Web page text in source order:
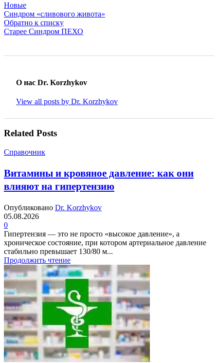
Новые
Синдром «сливового живота»
Обратно к списку
Старее Синдром ПЕХО
О нас Dr. Korzhykov
View all posts by Dr. Korzhykov
Related Posts
Справочник
Витамины и кровяное давление: как они
влияют на гипертензию
Опубликовано Dr. Korzhykov
05.08.2026
0
Гипертензия — это не просто «высокое давление», а
хроническое состояние, при котором артериальное давление
стабильно превышает 130/80 м...
Продолжить чтение